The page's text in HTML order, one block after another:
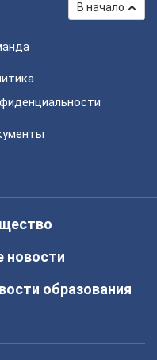
В начало
новости
образования